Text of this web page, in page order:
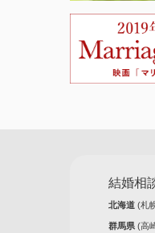
結婚相
北海道 札
群馬県 高